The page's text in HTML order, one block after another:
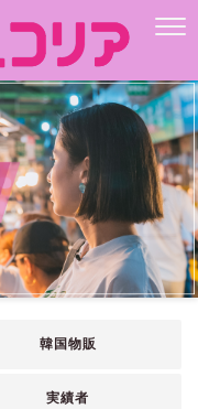
韓国物販
実績者